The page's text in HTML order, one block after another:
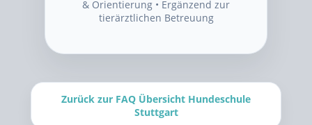
& Orientierung • Ergänzend zur
tierärztlichen Betreuung
Zurück zur FAQ Übersicht Hundeschule
Stuttgart